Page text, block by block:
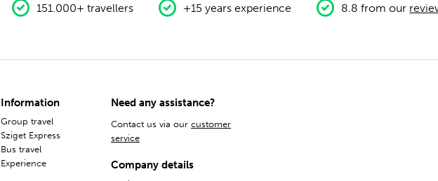
151.000+ travellers +15 years experience 8.8 from our
Information
Group travel
Sziget Express
Bus travel
Experience
Need any assistance?
Contact us via our customer
service
Company details